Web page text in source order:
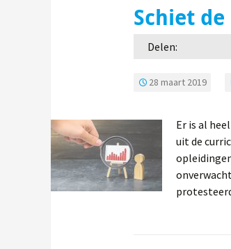
Schiet
Delen:
28 maart 2019
Er is al
uit de